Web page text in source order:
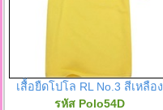
เสื้อยืดโปโล RL No.3 สีเหลือง
รหัส Polo54D